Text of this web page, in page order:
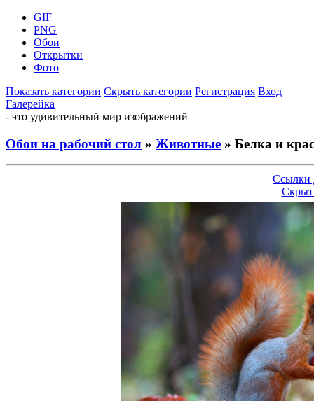
GIF
PNG
Обои
Открытки
Фото
Показать категории Скрыть категории Регистрация Вход
Галерейка
- это удивительный мир изображений
Обои на рабочий стол » Животные » Белка и
Ссылки